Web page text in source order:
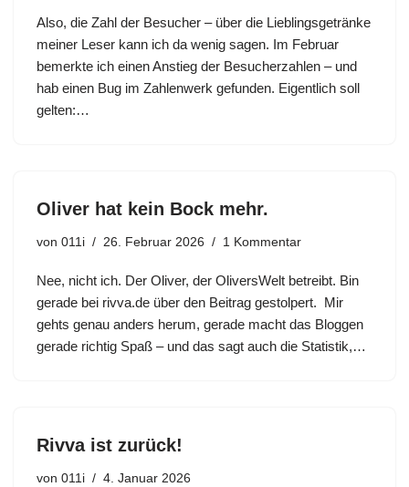
Also, die Zahl der Besucher – über die Lieblingsgetränke
meiner Leser kann ich da wenig sagen. Im Februar
bemerkte ich einen Anstieg der Besucherzahlen – und
hab einen Bug im Zahlenwerk gefunden. Eigentlich soll
gelten:…
Oliver hat kein Bock mehr.
von 011i 26. Februar 2026 1 Kommentar
Nee, nicht ich. Der Oliver, der OliversWelt betreibt. Bin
gerade bei rivva.de über den Beitrag gestolpert. Mir
gehts genau anders herum, gerade macht das Bloggen
gerade richtig Spaß – und das sagt auch die Statistik,…
Rivva ist zurück!
von 011i 4. Januar 2026